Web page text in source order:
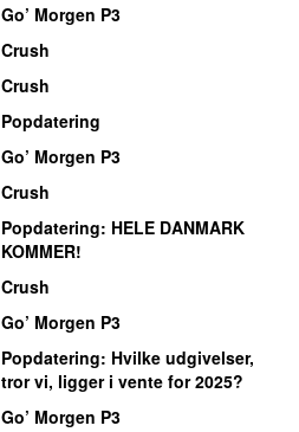
Go’ Morgen P3
Crush
Crush
Popdatering
Go’ Morgen P3
Crush
Popdatering: HELE DANMARK
KOMMER!
Crush
Go’ Morgen P3
Popdatering: Hvilke udgivelser,
tror vi, ligger i vente for 2025?
Go’ Morgen P3